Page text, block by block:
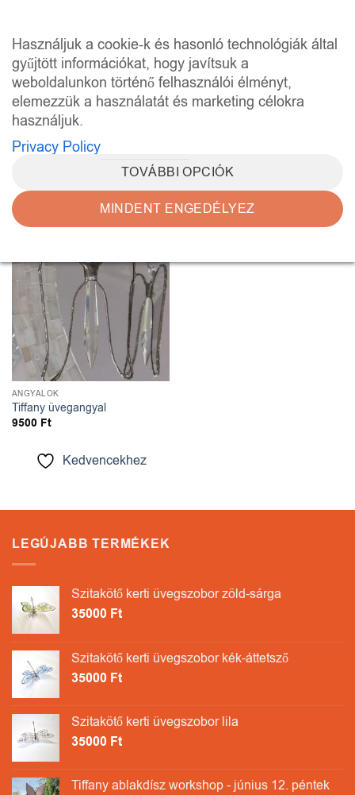
Használjuk a cookie-k és hasonló technológiák által
gyűjtött információkat, hogy javítsuk a
weboldalunkon történő felhasználói élményt,
elemezzük a használatát és marketing célokra
használjuk.
Privacy Policy
TOVÁBBI OPCIÓK
MINDENT ENGEDÉLYEZ
content
KEZDŐLAP / “FÉNY ÉS SZERETET” CÍMKÉVEL
RENDELKEZŐ TERMÉKEK
Kedvencekhez
ANGYALOK
Tiffany üvegangyal
9500 Ft
Kedvencekhez
LEGÚJABB TERMÉKEK
Szitakötő kerti üvegszobor zöld-sárga
35000 Ft
Szitakötő kerti üvegszobor kék-áttetsző
35000 Ft
Szitakötő kerti üvegszobor lila
35000 Ft
Tiffany ablakdísz workshop - június 12. péntek